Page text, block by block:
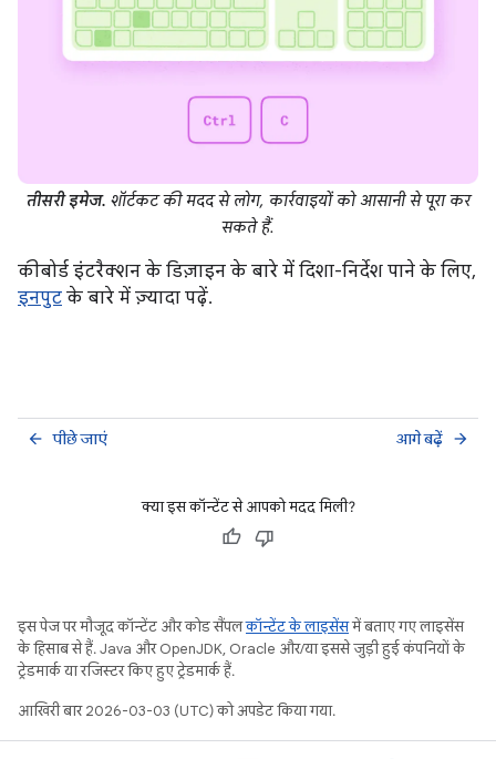
तीसरी इमेज. शॉर्टकट की मदद से लोग, कार्रवाइयों को आसानी से पूरा कर
सकते हैं.
कीबोर्ड इंटरैक्शन के डिज़ाइन के बारे में दिशा-निर्देश पाने के लिए,
इनपुट के बारे में ज़्यादा पढ़ें.
पीछे जाएं
arrow_back आगे बढ़ें arrow_forward
क्या इस कॉन्टेंट से आपको मदद मिली?
इस पेज पर मौजूद कॉन्टेंट और कोड सैंपलकॉन्टेंट के लाइसेंसमें बताए गए लाइसेंस
के हिसाब से हैं. Java और OpenJDK, Oracle और/या इससे जुड़ी हुई कंपनियों के
ट्रेडमार्क या रजिस्टर किए हुए ट्रेडमार्क हैं.
आखिरी बार 2026-03-03 (UTC) को अपडेट किया गया.